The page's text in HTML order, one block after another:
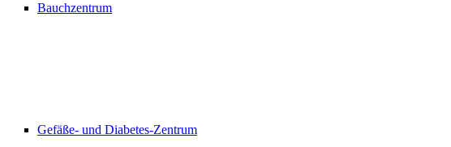
Bauchzentrum
Gefäße- und Diabetes-Zentrum